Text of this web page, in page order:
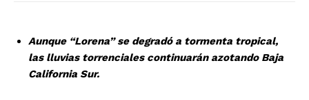
Aunque “Lorena” se degradó a tormenta tropical,
las lluvias torrenciales continuarán azotando Baja
California Sur.